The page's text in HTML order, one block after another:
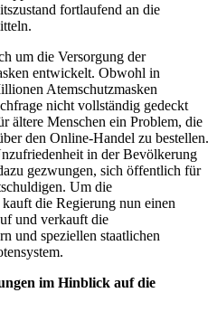
fortlaufend an die
um die Versorgung der
entwickelt. Obwohl in
Atemschutzmasken
nicht vollständig gedeckt
ältere Menschen ein Problem, die
den Online-Handel zu bestellen.
in der Bevölkerung
gezwungen, sich öffentlich für
Um die
die Regierung nun einen
und verkauft die
und speziellen staatlichen
im Hinblick auf die